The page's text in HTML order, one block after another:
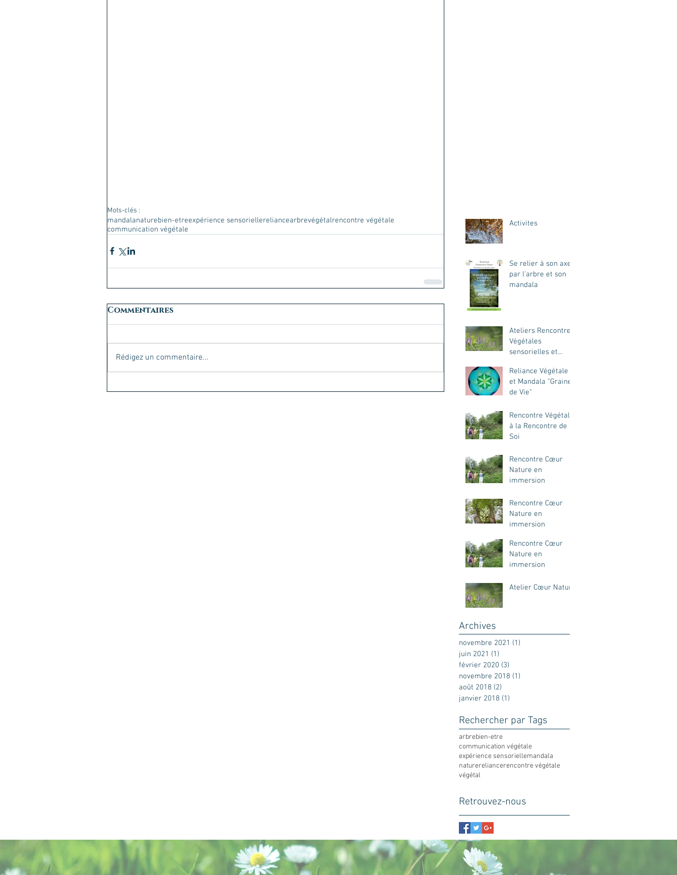
Mots-clés :
mandalanaturebien-etreexpérience sensoriellereliancearbrevégétalrencontre végétale
communication végétale
Commentaires
Rédigez un commentaire...
Activites
Se relier à son axe
par l'arbre et son
mandala
Ateliers Rencontres
Végétales
sensorielles et
Reliance Végétale
et Mandala "Graine
de Vie"
Rencontre Végétale
à la Rencontre de
Soi
Rencontre Cœur
Nature en
immersion
Rencontre Cœur
Nature en
immersion
Rencontre Cœur
Nature en
immersion
Atelier Cœur Nature
Archives
novembre 2021 (1)
juin 2021 (1)
février 2020 (3)
novembre 2018 (1)
août 2018 (2)
janvier 2018 (1)
Rechercher par Tags
arbrebien-etre
communication végétale
expérience sensoriellemandala
naturereliancerencontre végétale
végétal
Retrouvez-nous